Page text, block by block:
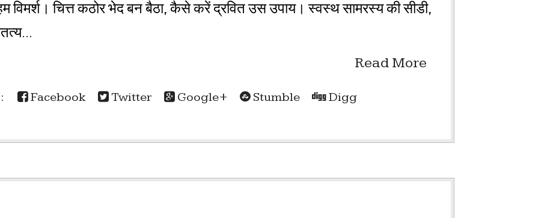
विमर्श। चित्त कठोर भेद बन बैठा, कैसे करें द्रवित उस उपाय। स्वस्थ सामरस्य की सीडी,
Read More
Facebook Twitter Google+ Stumble Digg